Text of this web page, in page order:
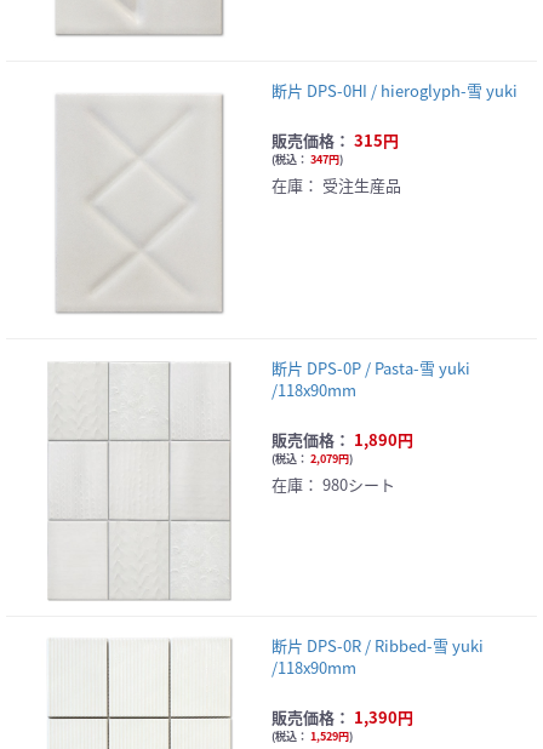
断片 DPS-0HI / hieroglyph-雪 yuki
販売価格： 315円
(税込： 347円)
在庫： 受注生産品
断片 DPS-0P / Pasta-雪 yuki
/118x90mm
販売価格： 1,890円
(税込： 2,079円)
在庫： 980シート
断片 DPS-0R / Ribbed-雪 yuki
/118x90mm
販売価格： 1,390円
(税込： 1,529円)